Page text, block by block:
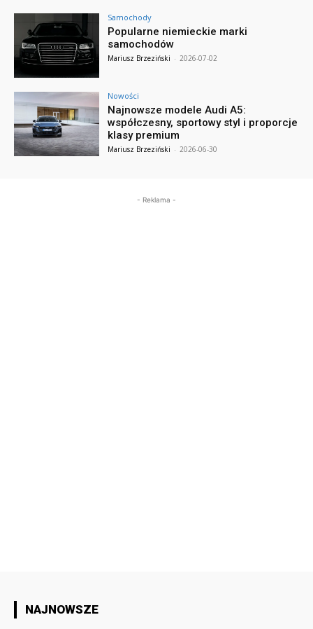
Samochody
Popularne niemieckie marki
samochodów
Mariusz Brzeziński - 2026-07-02
Nowości
Najnowsze modele Audi A5:
współczesny, sportowy styl i proporcje
klasy premium
Mariusz Brzeziński - 2026-06-30
- Reklama -
NAJNOWSZE